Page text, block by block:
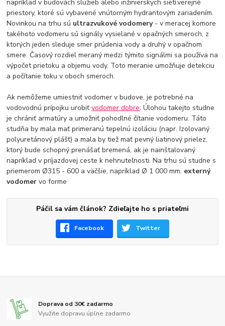
napríklad v budovách služieb alebo inžinierskych sietí.verejné
priestory, ktoré sú vybavené vnútorným hydrantovým zariadením.
Novinkou na trhu sú ultrazvukové vodomery - v meracej komore
takéhoto vodomeru sú signály vysielané v opačných smeroch, z
ktorých jeden sleduje smer prúdenia vody a druhý v opačnom
smere. Časový rozdiel meraný medzi týmito signálmi sa používa na
výpočet prietoku a objemu vody. Toto meranie umožňuje detekciu
a počítanie toku v oboch smeroch.
Ak nemôžeme umiestniť vodomer v budove, je potrebné na
vodovodnú prípojku urobiťvodomer dobre. Úlohou takejto studne
je chrániť armatúry a umožniť pohodlné čítanie vodomeru. Táto
studňa by mala mať primeranú tepelnú izoláciu (napr. Izolovaný
polyuretánový plášť) a mala by tiež mať pevný liatinový prielez,
ktorý bude schopný prenášať bremená, ak je nainštalovaný
napríklad v príjazdovej ceste k nehnuteľnosti. Na trhu sú studne s
priemerom Ø315 - 600 a väčšie, napríklad Ø 1 000 mm. externý
vodomervo forme
Páčil sa vám článok? Zdieľajte ho s priateľmi
Facebook Twitter
Doprava od 30€ zadarmo
Využite dopravu úplne zadarmo